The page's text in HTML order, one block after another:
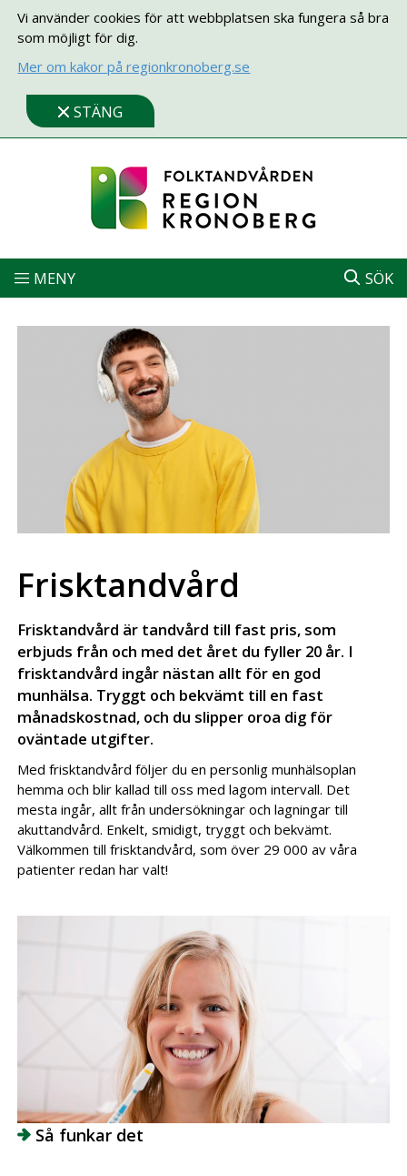
Vi använder cookies för att webbplatsen ska fungera så bra
som möjligt för dig.
Mer om kakor på regionkronoberg.se
STÄNG
MENY SÖK
Frisktandvård
Frisktandvård är tandvård till fast pris, som
erbjuds från och med det året du fyller 20 år. I
frisktandvård ingår nästan allt för en god
munhälsa. Tryggt och bekvämt till en fast
månadskostnad, och du slipper oroa dig för
oväntade utgifter.
Med frisktandvård följer du en personlig munhälsoplan
hemma och blir kallad till oss med lagom intervall. Det
mesta ingår, allt från undersökningar och lagningar till
akuttandvård. Enkelt, smidigt, tryggt och bekvämt.
Välkommen till frisktandvård, som över 29 000 av våra
patienter redan har valt!
Så funkar det